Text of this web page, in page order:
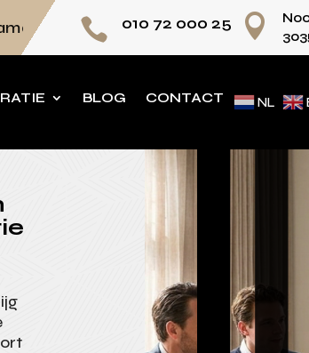
op maat Persoonlijk advies
 010 72 000 25 
BLOG CONTACT NL